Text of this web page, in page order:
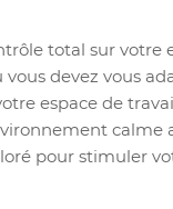
total sur
devez vous
espace de
calme
pour stimuler